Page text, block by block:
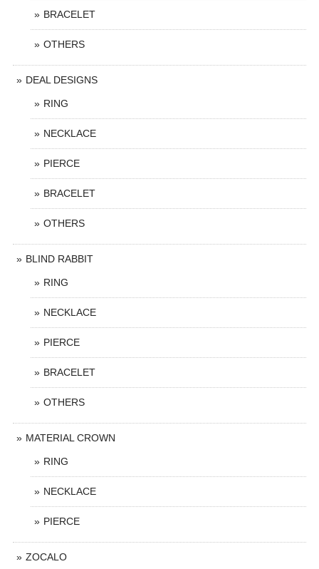
BRACELET
OTHERS
DEAL DESIGNS
RING
NECKLACE
PIERCE
BRACELET
OTHERS
BLIND RABBIT
RING
NECKLACE
PIERCE
BRACELET
OTHERS
MATERIAL CROWN
RING
NECKLACE
PIERCE
ZOCALO